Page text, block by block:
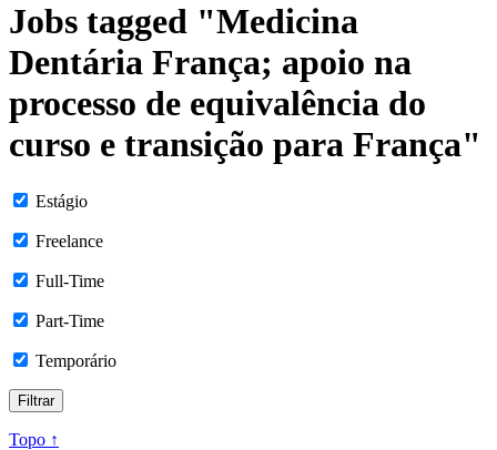
Jobs tagged "Medicina
Dentária França; apoio na
processo de equivalência do
curso e transição para França"
Estágio
Freelance
Full-Time
Part-Time
Temporário
Topo ↑